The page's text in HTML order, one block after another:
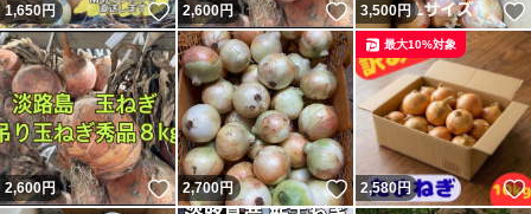
1,650円 いいね！
2,600円 いいね！
3,500円
2,600円 いいね！
2,700円 いいね！
2,580円
最大10%対象